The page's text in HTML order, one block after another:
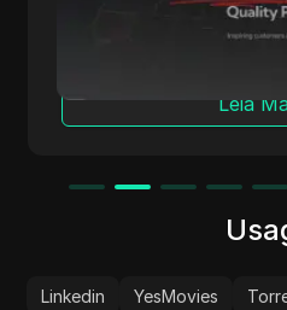
acesso anônimo à web.
abrange mais de 50
proxies de centro de
móveis.
Leia
Linkedin YesMovies